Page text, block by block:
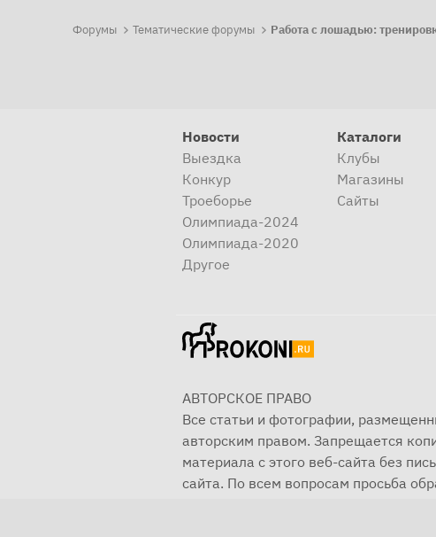
Форумы Тематические форумы
Новости
Выездка
Конкур
Троеборье
Олимпиада-2024
Олимпиада-2020
Другое
Каталоги
Клубы
Магазины
Сайты
АВТОРСКОЕ ПРАВО
Все статьи и фотографии,
авторским правом. Запрещается
материала с этого веб-сайта без
сайта. По всем вопросам просьба